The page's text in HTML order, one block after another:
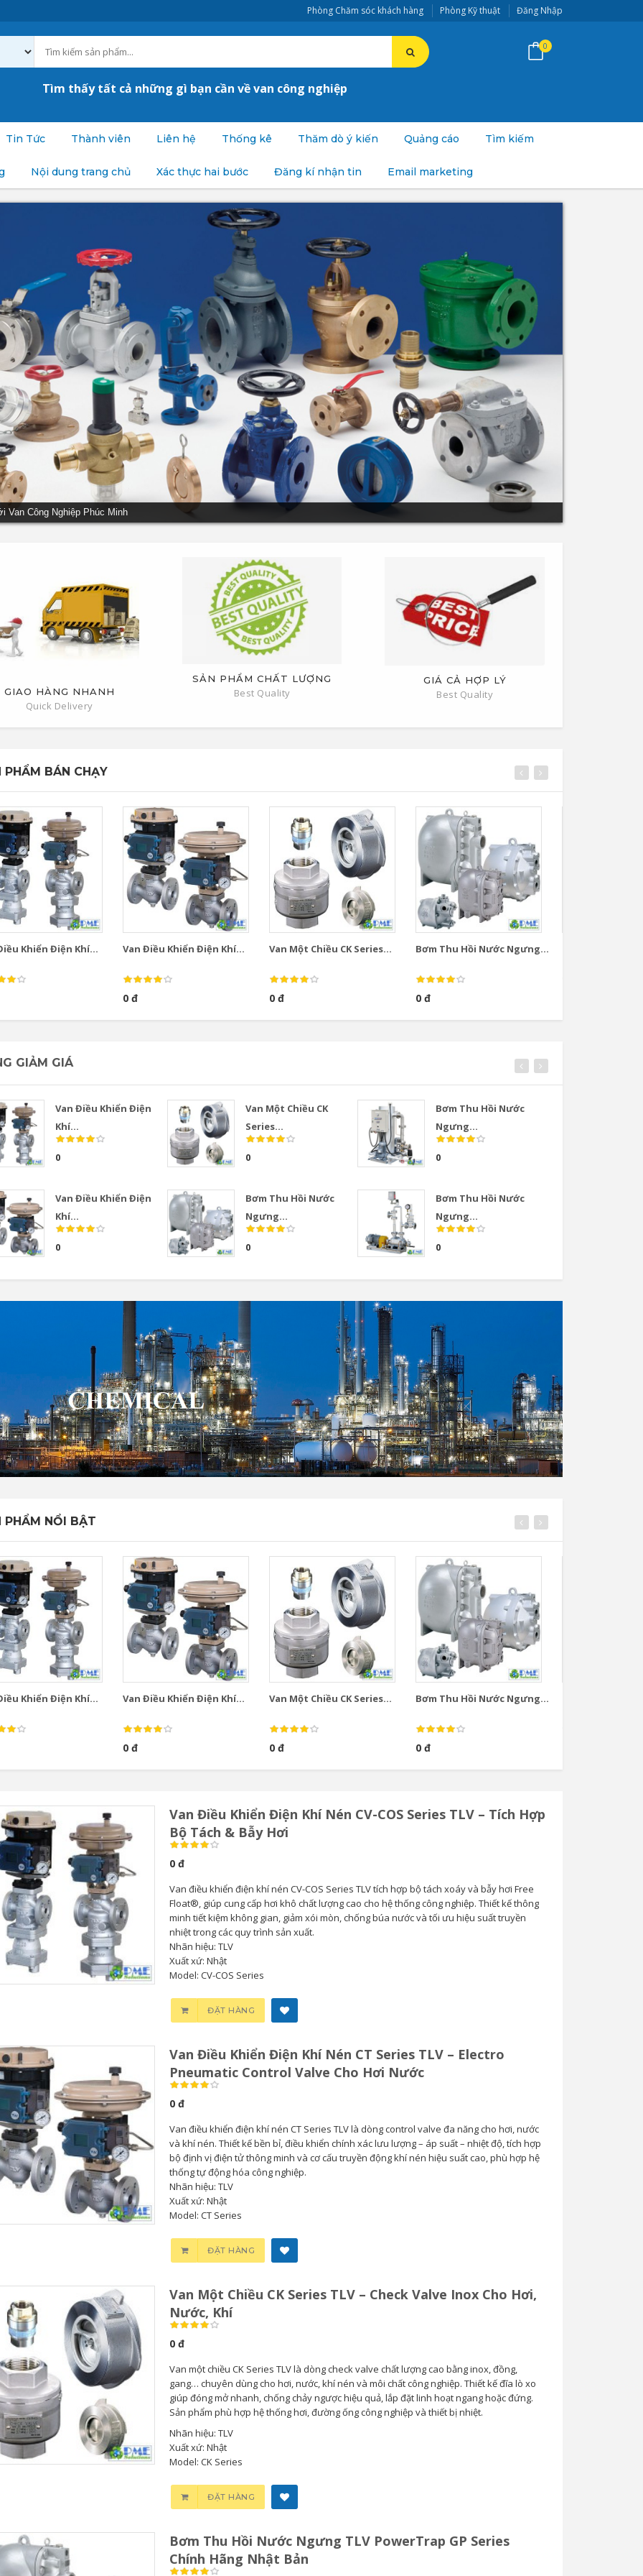
Phòng Chăm sóc khách hàng Phòng Kỹ thuật Đăng Nhập
Tìm thấy tất cả những gì bạn cần về van công nghiệp
0
Tin Tức Thành viên Liên hệ Thống kê Thăm dò ý kiến Quảng cáo Tìm kiếm
Nội dung trang chủ Xác thực hai bước Đăng kí nhận tin Email marketing
Van Công Nghiệp Phúc Minh
GIAO HÀNG NHANH
Quick Delivery
SẢN PHẨM CHẤT LƯỢNG
Best Quality
GIÁ CẢ HỢP LÝ
Best Quality
PHẨM BÁN CHẠY
Khiển Điện Khí... Van Điều Khiển Điện Khí...
0 đ
Van Một Chiều CK Series...
0 đ
Bơm Thu Hồi Nước Ngưng...
0 đ
GIẢM GIÁ
Van Điều Khiển Điện
Khí...
0
Van Điều Khiển Điện
Khí...
0
Van Một Chiều CK
Series...
0
Bơm Thu Hồi Nước
Ngưng...
0
Bơm Thu Hồi Nước
Ngưng...
0
Bơm Thu Hồi Nước
Ngưng...
0
PHẨM NỔI BẬT
Khiển Điện Khí... Van Điều Khiển Điện Khí...
0 đ
Van Một Chiều CK Series...
0 đ
Bơm Thu Hồi Nước Ngưng...
0 đ
Van Điều Khiển Điện Khí Nén CV-COS Series TLV – Tích Hợp
Bộ Tách & Bẫy Hơi
0 đ
Van điều khiển điện khí nén CV-COS Series TLV tích hợp bộ tách xoáy và bẫy hơi Free
Float®, giúp cung cấp hơi khô chất lượng cao cho hệ thống công nghiệp. Thiết kế thông
minh tiết kiệm không gian, giảm xói mòn, chống búa nước và tối ưu hiệu suất truyền
nhiệt trong các quy trình sản xuất.
Nhãn hiệu: TLV
Xuất xứ: Nhật
Model: CV-COS Series
ĐẶT HÀNG
Van Điều Khiển Điện Khí Nén CT Series TLV – Electro
Pneumatic Control Valve Cho Hơi Nước
0 đ
Van điều khiển điện khí nén CT Series TLV là dòng control valve đa năng cho hơi, nước
và khí nén. Thiết kế bền bỉ, điều khiển chính xác lưu lượng – áp suất – nhiệt độ, tích hợp
bộ định vị điện tử thông minh và cơ cấu truyền động khí nén hiệu suất cao, phù hợp hệ
thống tự động hóa công nghiệp.
Nhãn hiệu: TLV
Xuất xứ: Nhật
Model: CT Series
ĐẶT HÀNG
Van Một Chiều CK Series TLV – Check Valve Inox Cho Hơi,
Nước, Khí
0 đ
Van một chiều CK Series TLV là dòng check valve chất lượng cao bằng inox, đồng,
gang… chuyên dùng cho hơi, nước, khí nén và môi chất công nghiệp. Thiết kế đĩa lò xo
giúp đóng mở nhanh, chống chảy ngược hiệu quả, lắp đặt linh hoạt ngang hoặc đứng.
Sản phẩm phù hợp hệ thống hơi, đường ống công nghiệp và thiết bị nhiệt.
Nhãn hiệu: TLV
Xuất xứ: Nhật
Model: CK Series
ĐẶT HÀNG
Bơm Thu Hồi Nước Ngưng TLV PowerTrap GP Series
Chính Hãng Nhật Bản
Bơm Thu Hồi Nước
Bơm Thu Hồi Nước
Ngưng Chân...
0
Bơm Thu Hồi Nước
Ngưng TLV...
Van Giảm Áp Hơi TLV
COS Series...
Van Xả Bypass TLV
BD800 Chính...
0
0
0
Bơm Thu Hồi Nước